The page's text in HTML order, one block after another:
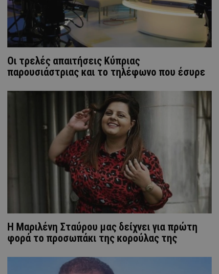
Οι τρελές απαιτήσεις Κύπριας
παρουσιάστριας και το τηλέφωνο που έσυρε
Η Μαριλένη Σταύρου μας δείχνει για πρώτη
φορά το προσωπάκι της κορούλας της